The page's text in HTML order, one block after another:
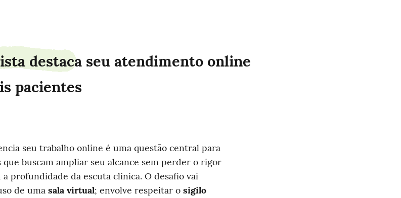
destaca seu atendimento online
pacientes
seu trabalho online é uma questão central para
buscam ampliar seu alcance sem perder o rigor
profundidade da escuta clínica. O desafio vai
de uma sala virtual; envolve respeitar o sigilo